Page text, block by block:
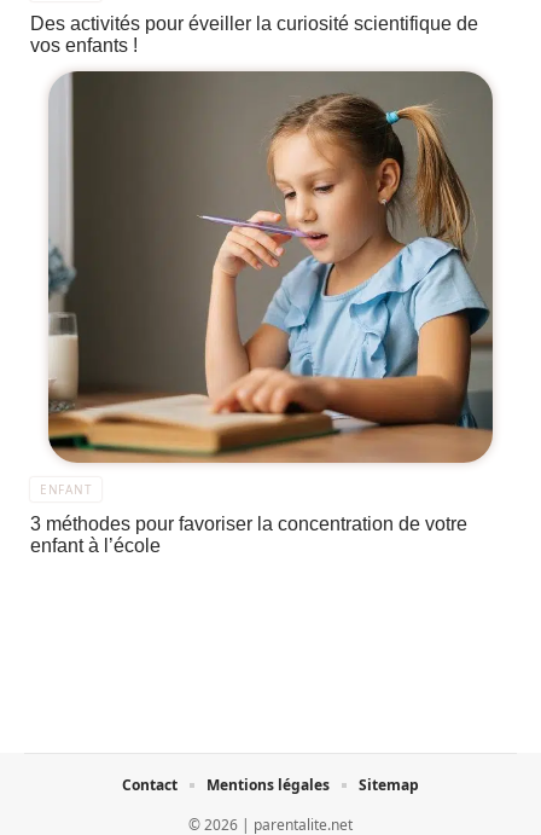
Des activités pour éveiller la curiosité scientifique de
vos enfants !
ENFANT
3 méthodes pour favoriser la concentration de votre
enfant à l’école
© 2026 | parentalite.net
Contact Mentions légales Sitemap